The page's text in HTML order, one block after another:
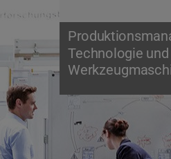
Technologie und